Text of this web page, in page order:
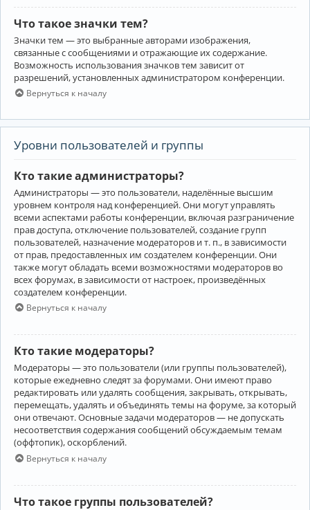
Что такое значки тем?
Значки тем — это выбранные авторами изображения,
связанные с сообщениями и отражающие их содержание.
Возможность использования значков тем зависит от
разрешений, установленных администратором конференции.
Вернуться к началу
Уровни пользователей и группы
Кто такие администраторы?
Администраторы — это пользователи, наделённые высшим
уровнем контроля над конференцией. Они могут управлять
всеми аспектами работы конференции, включая разграничение
прав доступа, отключение пользователей, создание групп
пользователей, назначение модераторов и т. п., в зависимости
от прав, предоставленных им создателем конференции. Они
также могут обладать всеми возможностями модераторов во
всех форумах, в зависимости от настроек, произведённых
создателем конференции.
Вернуться к началу
Кто такие модераторы?
Модераторы — это пользователи (или группы пользователей),
которые ежедневно следят за форумами. Они имеют право
редактировать или удалять сообщения, закрывать, открывать,
перемещать, удалять и объединять темы на форуме, за который
они отвечают. Основные задачи модераторов — не допускать
несоответствия содержания сообщений обсуждаемым темам
(оффтопик), оскорблений.
Вернуться к началу
Что такое группы пользователей?